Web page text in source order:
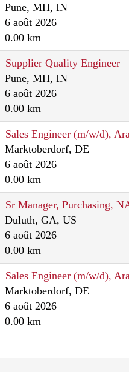
Pune, MH, IN
6 août 2026
0.00 km
Supplier Quality Engineer
Pune, MH, IN
6 août 2026
0.00 km
Sales Engineer (m/w/d),
Marktoberdorf, DE
6 août 2026
0.00 km
Sr Manager, Purchasing,
Duluth, GA, US
6 août 2026
0.00 km
Sales Engineer (m/w/d),
Marktoberdorf, DE
6 août 2026
0.00 km